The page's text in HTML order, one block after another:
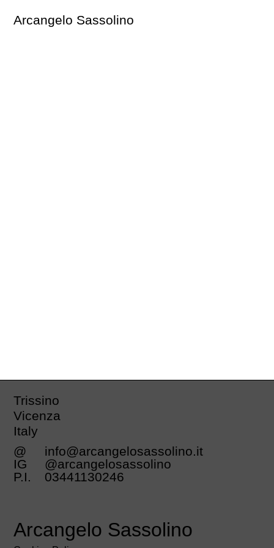
Arcangelo Sassolino
Trissino
Vicenza
Italy
@
info@arcangelosassolino.it
IG
@arcangelosassolino
P.I.
03441130246
Arcangelo Sassolino